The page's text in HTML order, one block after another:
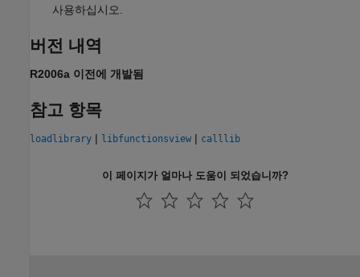
사용하십시오.
버전 내역
R2006a 이전에 개발됨
참고 항목
loadlibrary | libfunctionsview | calllib
이 페이지가 얼마나 도움이 되었습니까?